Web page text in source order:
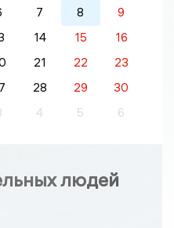
7 8
9
14 15
16
21 22
23
28 29
30
4 5 6
людей